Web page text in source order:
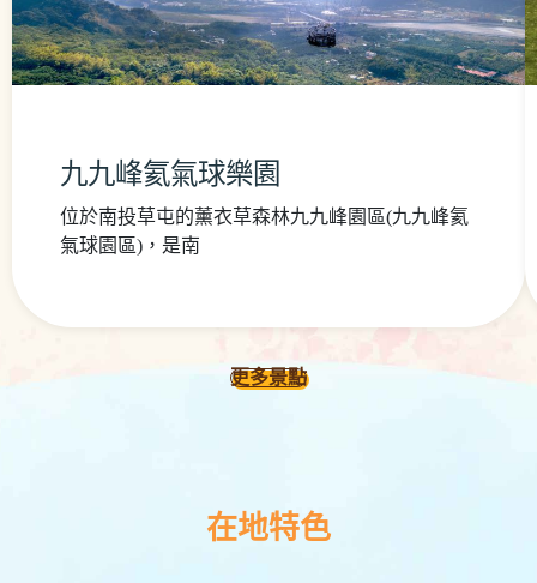
九九峰氦氣球樂園
位於南投草屯的薰衣草森林九九峰園區(九九峰氦
氣球園區)，是南
更多景點
在地特色